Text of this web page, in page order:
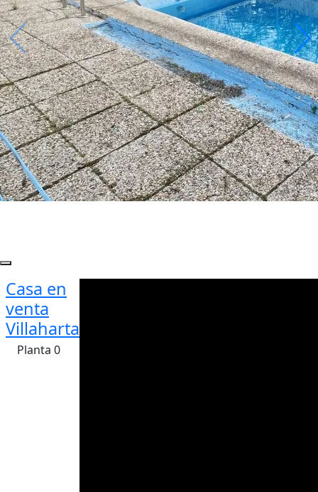
Casa en
venta
Villaharta
Planta 0